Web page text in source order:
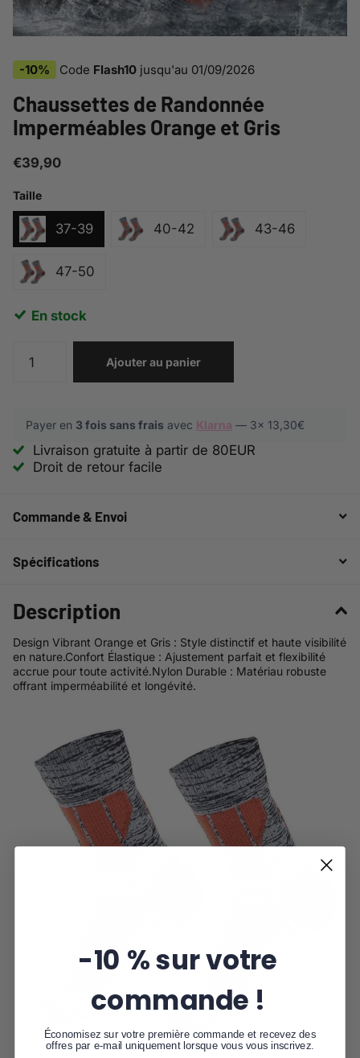
-10% Code Flash10 jusqu'au 01/09/2026
Chaussettes de Randonnée
Imperméables Orange et Gris
€39,90
Taille
37-39 40-42 43-46
47-50
En stock
Ajouter au panier
Payer en 3 fois sans frais avec Klarna — 3x 13,30€
Livraison gratuite à partir de 80EUR
Droit de retour facile
Commande & Envoi
Spécifications
Description
Design Vibrant Orange et Gris : Style distinctif et haute visibilité
en nature.Confort Élastique : Ajustement parfait et flexibilité
accrue pour toute activité.Nylon Durable : Matériau robuste
offrant imperméabilité et longévité.
-10 % sur votre
commande !
Économisez sur votre première commande et recevez des
offres par e-mail uniquement lorsque vous vous inscrivez.